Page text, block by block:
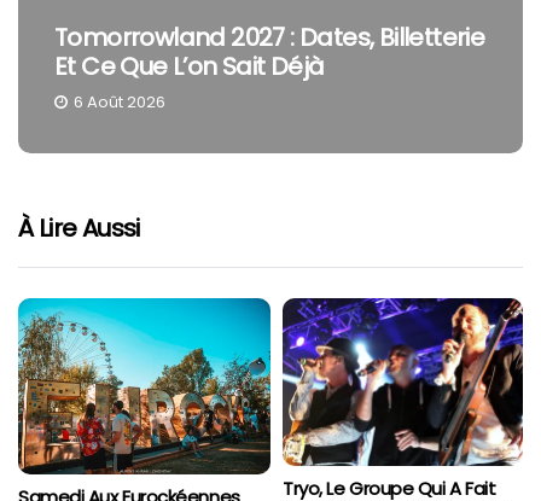
Tomorrowland 2027 : Dates, Billetterie
Et Ce Que L’on Sait Déjà
6 Août 2026
À Lire Aussi
Tryo, Le Groupe Qui A Fait